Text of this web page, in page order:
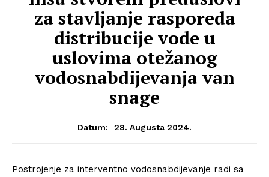
za stavljanje rasporeda
distribucije vode u
uslovima otežanog
vodosnabdijevanja van
snage
Datum: 28. Augusta 2024.
Postrojenje za interventno vodosnabdijevanje radi sa